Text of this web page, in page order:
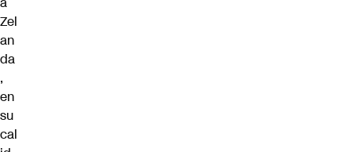
Zel
an
da
,
en
su
cal